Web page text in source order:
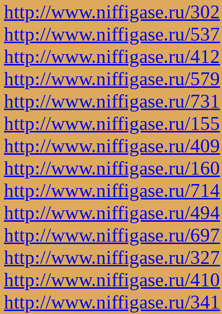
http://www.niffigase.ru/302
http://www.niffigase.ru/537
http://www.niffigase.ru/412
http://www.niffigase.ru/579
http://www.niffigase.ru/731
http://www.niffigase.ru/155
http://www.niffigase.ru/409
http://www.niffigase.ru/160
http://www.niffigase.ru/714
http://www.niffigase.ru/494
http://www.niffigase.ru/697
http://www.niffigase.ru/327
http://www.niffigase.ru/410
http://www.niffigase.ru/341